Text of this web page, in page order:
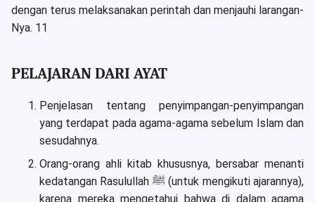
dengan terus melaksanakan perintah dan menjauhi larangan-
Nya. 11
PELAJARAN DARI AYAT
Penjelasan tentang penyimpangan-penyimpangan
yang terdapat pada agama-agama sebelum Islam dan
sesudahnya.
Orang-orang ahli kitab khususnya, bersabar menanti
kedatangan Rasulullah ﷺ (untuk mengikuti ajarannya),
karena mereka mengetahui bahwa di dalam agama